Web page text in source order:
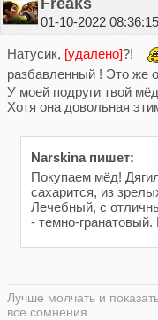
Freaks
01-10-2022 08:36:15
Натусик, [удалено]?!
разбавленный ! Это же
У моей подруги твой
Хотя она довольная
Narskina пишет:
Покупаем мёд!
сахарится, из
Лечебный, с
- темно-
Лучше молчать и
все сомнения